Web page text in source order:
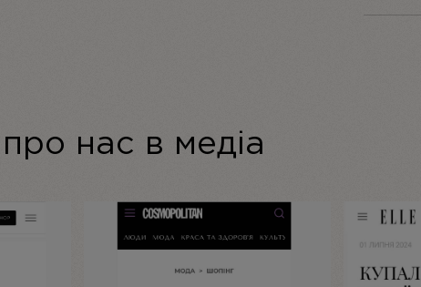
про нас в медіа